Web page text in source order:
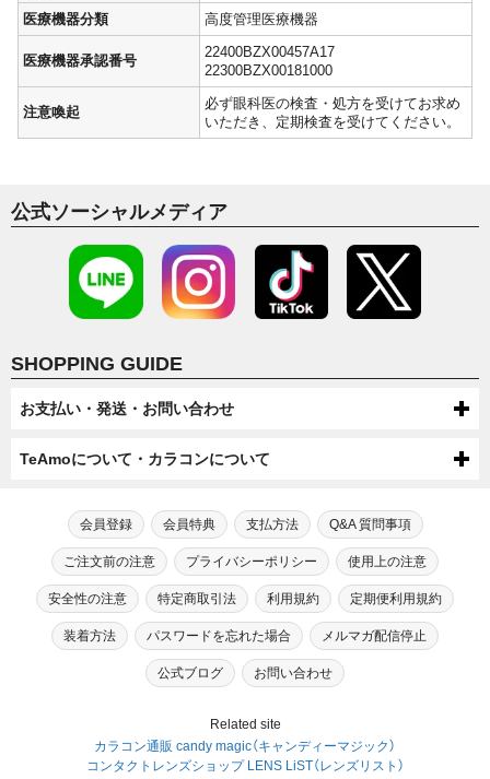
医療機器分類 高度管理医療機器
医療機器承認番号
22400BZX00457A17
22300BZX00181000
注意喚起
必ず眼科医の検査・処方を受けてお求め
いただき、定期検査を受けてください。
公式ソーシャルメディア
SHOPPING GUIDE
お支払い・発送・お問い合わせ
●ケータイでのお支払い
手数料：無料
※機種によってはご利用出来ない可能性がございます。
⇒ドコモケータイ支払でのお支払いの流れ
⇒ソフトバンクケータイ支払でのお支払いの流れ
⇒auかんたん決済でのお支払いの流れ
クレジットカードはVISA,MasterCard,JCB, 上記クレジットカードマーク
がついたクレジットカードであればどのカードでもご利用可能です。
●配送方法
宅配便（佐川急便・ヤマト運輸・ゆうパック）またはメール便（ゆうパケッ
ト/ネコポス）での配送をお選びいただけます。
※数量制限によりメール便での配送をお受けできない場合がございます。
【選択上限数】1MONTH：8箱（4セット） / TeAmo1DAY：4箱
TeAmoCLEAR1DAY：4箱 / TeAmoCLEAR2WEEK：4箱
18歳未満の方がご注文する場合は保護者の同意が必要です。
況により確約はできませんのでご了承ください。
品切れの場合はメールにてご連絡いたします。
送料について
宅配便（佐川急便・ヤマト運輸・ゆうパック）送料：全国一律550円（税込）
メール便（ゆうパケット/ネコポス）送料：全国送料無料
※一部SALEやキャンペーン、キャンセル・交換時は送料300円が発生す
る場合がございます。
注文・返品について
●商品変更について
原則として注文確定後の商品変更は承っておりません。
ご注文の際は内容にお間違いのないようご確認・ご注意ください。
≪お届け後の初期不良に関して≫
商品の品質には万全を期しておりますが、万一「汚れや破損」「不具合が見
受けられるレンズ」「注文と異なる商品」 が届いた場合、商品を破棄せず、
お問い合わせ
電話: 0120-545-966
（電話:営業時間 月～金 10：00～17：00 土日祝 10：00～17：00）
（メール：営業時間 月～金 10：00～17：00 土日祝 10：00～17：00）
※17時以降のメール受信につきましては、翌営業日に返信させていただ
きますのでご了承ください。
TeAmoについて・カラコンについて
第一種医療機器販売業許可及び高度管理医療機器販売業許可を取得してい
ます。
高度管理医療機器等販売業許可証「6新保衛薬第189号」
芸能人・モデルが愛用！
TeAmoだけの度なし・度ありカラコン
カラコン通販サイトTeAmoでは、芸能人・モデルが愛用するティアモだ
けの“度なし”カラコンに加え、“度あり”タイプも合わせて200種類以上も
のバリエーションをご用意。
高いイメージがある“度あり”カラコンもリーズナブルな価格でご注文いた
初めてカラーコンタクトレンズをお使いになられる方のために、安心して
ご利用いただけるお客様相談窓口をご用意しております。
初めてカラコン・カラーコンタクトをご利用する方へ
初めてカラコンをご利用する方または長期間カラコン・コンタクトレンズ
を装用されていない方は、眼科医やクリニックの診断を受けられることを
勧めさせております。
などを鑑みて処方してもらう必要があります。
そのため、視力のみで自己判断する事や当店スタッフが判断できるもので
は御座いません。
最近のカラコン・カラーコンタクトについて
カラコンが販売され始めた当初、カラコンは一般の人達に多く利用されて
ション誌があったように水商売のホステスのような派手な方々が多く利用
されていました。
カラコン・カラーコンタクトの安全性について
現在カラコンの安全性を疑問視する声がありますが、現在国内にて販売さ
れている国内承認カラーコンタクトに関しては製造販売にあたっては厚生
省による承認が必要となり、販売については 各都道府県の販売業の許
可、さらに販売の為の管理者の設置が義務付けられています。
TeAmoのカラコン・カラーコンタクトについて
現在市場でのカラコンの商品数は年々増加しており、ナチュラル系、ハー
会員登録 会員特典 支払方法 Q&A 質問事項
ご注文前の注意 プライバシーポリシー 使用上の注意
安全性の注意 特定商取引法 利用規約 定期便利用規約
装着方法 パスワードを忘れた場合 メルマガ配信停止
公式ブログ お問い合わせ
Related site
カラコン通販 candy magic（キャンディーマジック）
コンタクトレンズショップ LENS LiST（レンズリスト）